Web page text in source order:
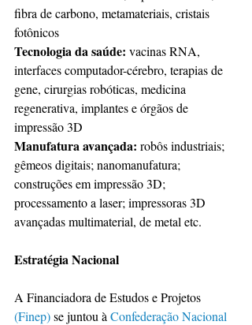
fibra de carbono, metamateriais, cristais
fotônicos
Tecnologia da saúde: vacinas RNA,
interfaces computador-cérebro, terapias de
gene, cirurgias robóticas, medicina
regenerativa, implantes e órgãos de
impressão 3D
Manufatura avançada: robôs industriais;
gêmeos digitais; nanomanufatura;
construções em impressão 3D;
processamento a laser; impressoras 3D
avançadas multimaterial, de metal etc.
Estratégia Nacional
A Financiadora de Estudos e Projetos
(Finep) se juntou à Confederação Nacional